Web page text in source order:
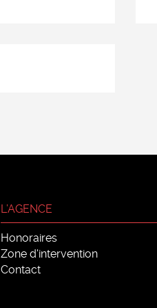
L’AGENCE
Honoraires
Zone d'intervention
Contact